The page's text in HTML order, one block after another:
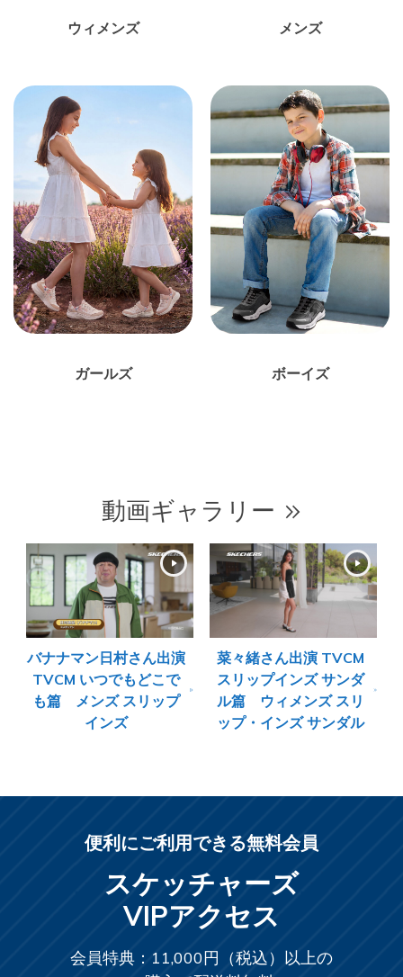
ウィメンズ メンズ
ガールズ ボーイズ
動画ギャラリー
バナナマン日村さん出演
TVCM いつでもどこで
も篇 メンズ スリップ
インズ
菜々緒さん出演 TVCM
スリップインズ サンダ
ル篇 ウィメンズ スリ
ップ・インズ サンダル
便利にご利用できる無料会員
スケッチャーズ
VIPアクセス
会員特典：11,000円（税込）以上の